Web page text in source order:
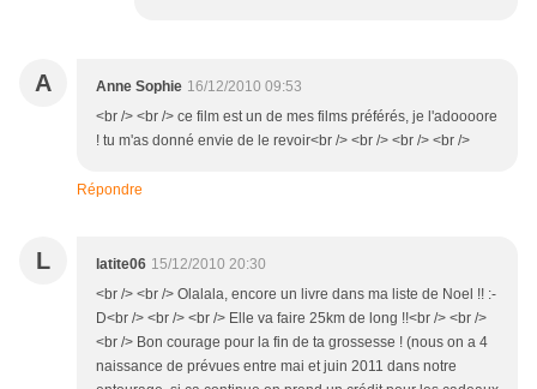
A Anne Sophie 16/12/2010 09:53
<br /> <br /> ce film est un de mes films préférés, je l'adoooore
! tu m'as donné envie de le revoir<br /> <br /> <br /> <br />
Répondre
L latite06 15/12/2010 20:30
<br /> <br /> Olalala, encore un livre dans ma liste de Noel !! :-
D<br /> <br /> <br /> Elle va faire 25km de long !!<br /> <br />
<br /> Bon courage pour la fin de ta grossesse ! (nous on a 4
naissance de prévues entre mai et juin 2011 dans notre